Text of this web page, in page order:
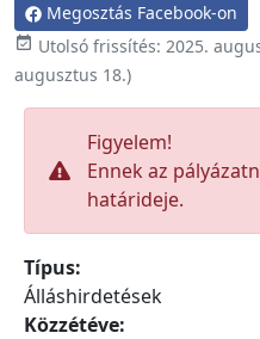
Megosztás Facebook-on
 Utolsó frissítés: 2025.
augusztus 18.)
Figyelem!
Ennek az
határideje.
Típus:
Álláshirdetések
Közzétéve: